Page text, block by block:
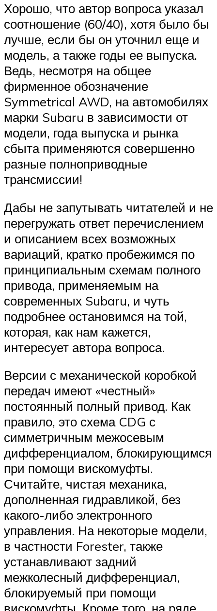
Хорошо, что автор вопроса указал
соотношение (60/40), хотя было бы
лучше, если бы он уточнил еще и
модель, а также годы ее выпуска.
Ведь, несмотря на общее
фирменное обозначение
Symmetrical AWD, на автомобилях
марки Subaru в зависимости от
модели, года выпуска и рынка
сбыта применяются совершенно
разные полноприводные
трансмиссии!
Дабы не запутывать читателей и не
перегружать ответ перечислением
и описанием всех возможных
вариаций, кратко пробежимся по
принципиальным схемам полного
привода, применяемым на
современных Subaru, и чуть
подробнее остановимся на той,
которая, как нам кажется,
интересует автора вопроса.
Версии с механической коробкой
передач имеют «честный»
постоянный полный привод. Как
правило, это схема CDG с
симметричным межосевым
дифференциалом, блокирующимся
при помощи вискомуфты.
Считайте, чистая механика,
дополненная гидравликой, без
какого-либо электронного
управления. На некоторые модели,
в частности Forester, также
устанавливают задний
межколесный дифференциал,
блокируемый при помощи